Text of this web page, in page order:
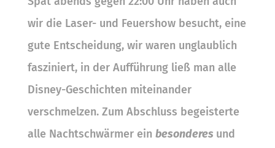
wir die Laser- und Feuershow besucht, eine
gute Entscheidung, wir waren unglaublich
fasziniert, in der Aufführung ließ man alle
Disney-Geschichten miteinander
verschmelzen. Zum Abschluss begeisterte
alle Nachtschwärmer ein besonderes und